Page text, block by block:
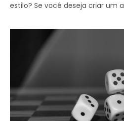
estilo? Se você deseja criar um